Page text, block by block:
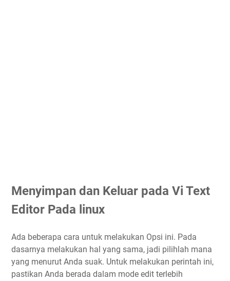
Menyimpan dan Keluar pada Vi Text
Editor Pada linux
Ada beberapa cara untuk melakukan Opsi ini. Pada
dasarnya melakukan hal yang sama, jadi pilihlah mana
yang menurut Anda suak. Untuk melakukan perintah ini,
pastikan Anda berada dalam mode edit terlebih